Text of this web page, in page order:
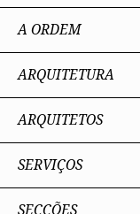
A ORDEM
Ordem dos
Sobre a OA
Legado
Estatuto e
Comissões Técnicas
Membros Honorários
ARQUITETURA
Trabalhar com
Porquê um Arquiteto
Boas práticas
ARQUITETOS
Portal dos Arquitectos
Sobre o Portal
SERVIÇOS
SECÇÕES